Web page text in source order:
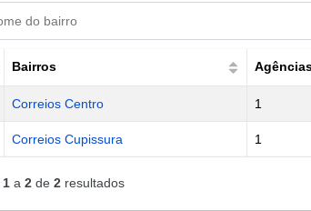
Bairros
Correios Centro 1
Correios Cupissura 1
1 a 2 de 2 resultados